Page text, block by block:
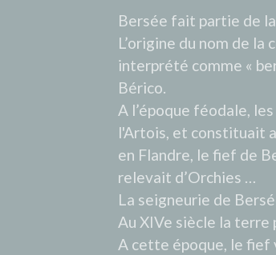
Bersée fait partie de
L’origine du nom de
interprété comme «
Bérico.
A l’époque féodale,
l'Artois, et constituait
en Flandre, le fief de
relevait d’Orchies …
La seigneurie de
Au XIVe siècle la terre
A cette époque, le fief